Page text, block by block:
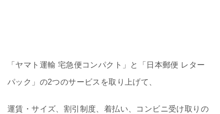
「ヤマト運輸 宅急便コンパクト」と「日本郵便 レター
パック」の2つのサービスを取り上げて、
運賃・サイズ、割引制度、着払い、コンビニ受け取りの